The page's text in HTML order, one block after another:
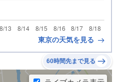
東京の天気を見る
60時間先まで見る